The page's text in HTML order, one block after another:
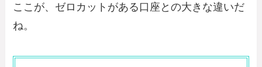
ここが、ゼロカットがある口座との大きな違いだ
ね。